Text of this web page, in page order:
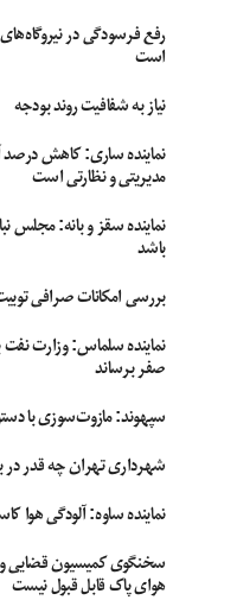
رفع فرسودگی در
است
نیاز به شفافیت روند بودجه
نماینده ساری: کاهش درصد
مدیریتی و نظارتی است
نماینده سقز و بانه: مجلس
باشد
بررسی امکانات صرافی
نماینده سلماس: وزارت نفت
صفر برساند
سپهوند:‌ مازوت‌سوزی با
شهرداری تهران چه قدر
نماینده ساوه: آلودگی هوا
سخنگوی کمیسیون قضایی
هوای پاک قابل قبول نیست